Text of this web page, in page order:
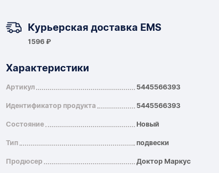
Курьерская доставка EMS
1596 ₽
Характеристики
Артикул 5445566393
Идентификатор продукта 5445566393
Состояние Новый
Тип подвески
Продюсер Доктор Маркус